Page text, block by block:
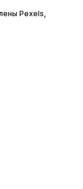
Pexels,